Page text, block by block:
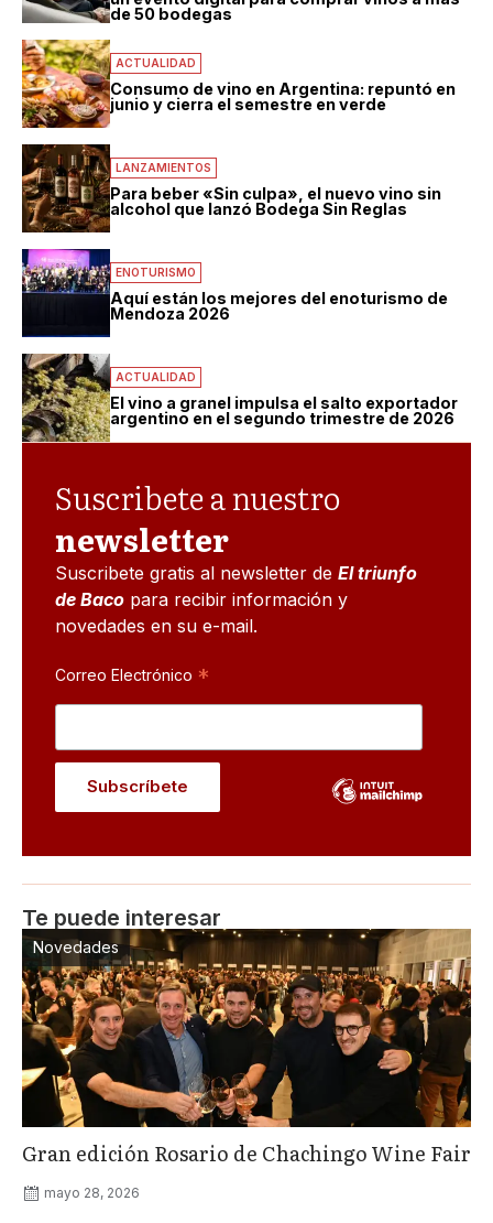
de 50 bodegas
ACTUALIDAD
Consumo de vino en Argentina: repuntó en
junio y cierra el semestre en verde
LANZAMIENTOS
Para beber «Sin culpa», el nuevo vino sin
alcohol que lanzó Bodega Sin Reglas
ENOTURISMO
Aquí están los mejores del enoturismo de
Mendoza 2026
ACTUALIDAD
El vino a granel impulsa el salto exportador
argentino en el segundo trimestre de 2026
Suscribete a nuestro
newsletter
Suscribete gratis al newsletter de El triunfo
de Baco para recibir información y
novedades en su e-mail.
Correo Electrónico *
Te puede interesar
Novedades
Gran edición Rosario de Chachingo Wine Fair
mayo 28, 2026